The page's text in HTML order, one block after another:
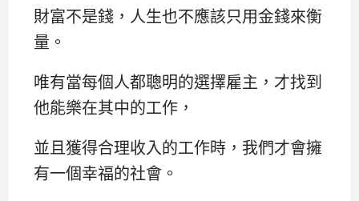
財富不是錢，人生也不應該只用金錢來衡
量。
唯有當每個人都聰明的選擇雇主，才找到
他能樂在其中的工作，
並且獲得合理收入的工作時，我們才會擁
有一個幸福的社會。